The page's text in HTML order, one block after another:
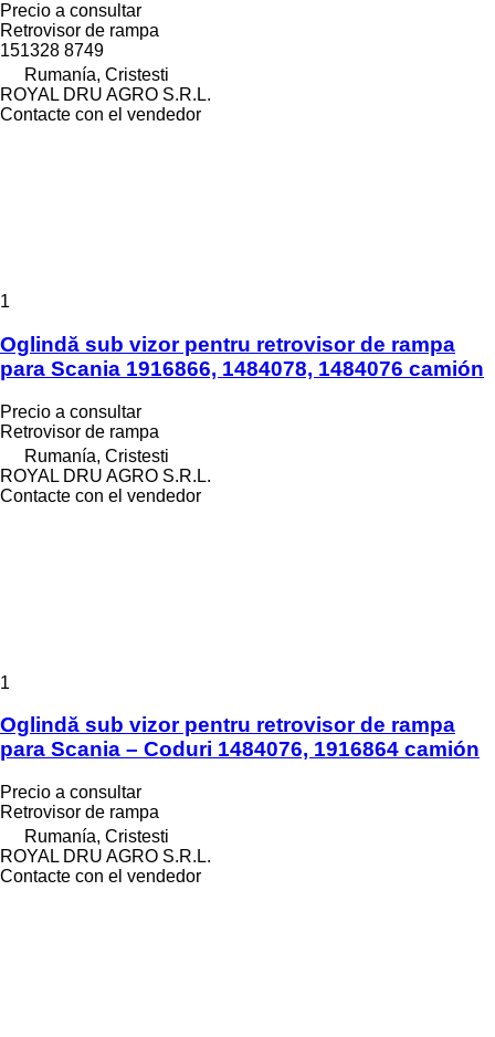
Precio a consultar
Retrovisor de rampa
151328 8749
Rumanía, Cristesti
ROYAL DRU AGRO S.R.L.
Contacte con el vendedor
1
Oglindă sub vizor pentru retrovisor de rampa
para Scania 1916866, 1484078, 1484076 camión
Precio a consultar
Retrovisor de rampa
Rumanía, Cristesti
ROYAL DRU AGRO S.R.L.
Contacte con el vendedor
1
Oglindă sub vizor pentru retrovisor de rampa
para Scania – Coduri 1484076, 1916864 camión
Precio a consultar
Retrovisor de rampa
Rumanía, Cristesti
ROYAL DRU AGRO S.R.L.
Contacte con el vendedor